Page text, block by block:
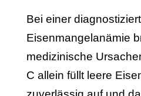
Bei einer
Eisenmangelanämie
medizinische
C allein füllt leere